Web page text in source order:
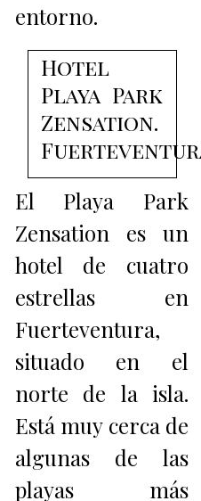
entorno.
Hotel
Playa Park
Zensation.
El Playa Park
Zensation es un
hotel de cuatro
estrellas en
Fuerteventura,
situado en el
norte de la isla.
Está muy cerca de
algunas de las
playas más